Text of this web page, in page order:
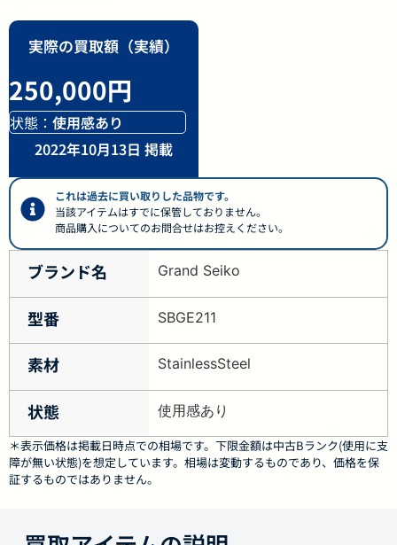
実際の買取額（実績）
250,000円
状態： 使用感あり
2022年10月13日 掲載
これは過去に買い取りした品物です。
当該アイテムはすでに保管しておりません。
商品購入についてのお問合せはお控えください。
ブランド名 Grand Seiko
型番 SBGE211
素材 StainlessSteel
状態 使用感あり
＊表示価格は掲載日時点での相場です。下限金額は中古Bランク(使用に支
障が無い状態)を想定しています。相場は変動するものであり、価格を保
証するものではありません。